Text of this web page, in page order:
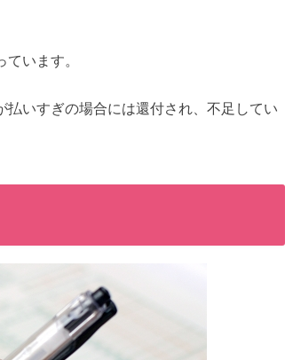
います。
いすぎの場合には還付され、不足してい